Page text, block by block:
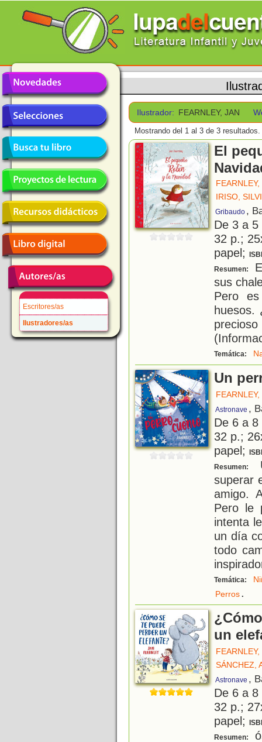
Escritores/as
Ilustradores/as
Ilustrador: FEARNLEY, JAN
Mostrando del 1 al 3 de 3 resultados.
El
FEARNLEY,
IRISO,
Gribaudo ,
De 3 a
32 p.;
papel;
Resumen:
sus
Pero
huesos.
Temática:
Un
FEARNLEY,
Astronave ,
De 6 a
32 p.;
papel;
Resumen:
superar
amigo.
Pero le
intenta
un día
todo
Temática:
Perros.
un
FEARNLEY,
SÁNCHEZ,
Astronave ,
De 6 a
32 p.;
papel;
Resumen: